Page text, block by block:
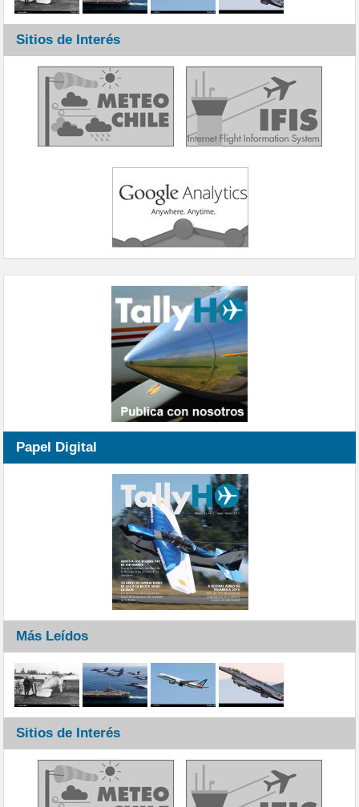
Sitios de Interés
Papel Digital
Más Leídos
Sitios de Interés